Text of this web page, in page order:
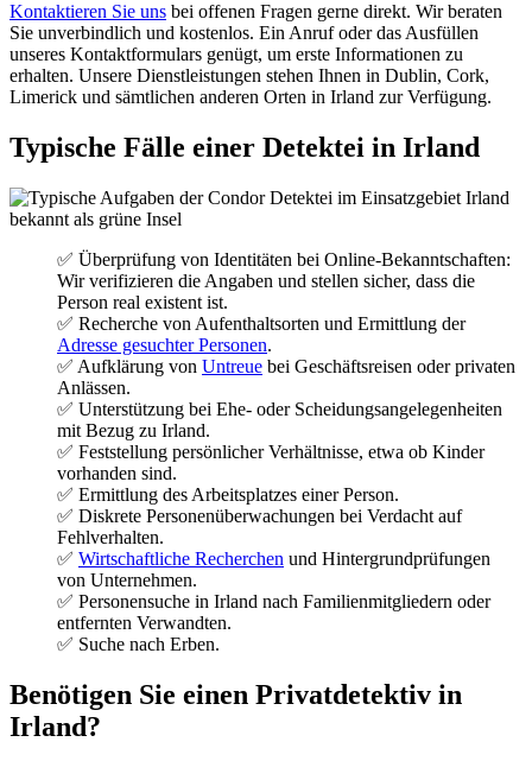
Kontaktieren Sie uns bei offenen Fragen gerne direkt. Wir beraten
Sie unverbindlich und kostenlos. Ein Anruf oder das Ausfüllen
unseres Kontaktformulars genügt, um erste Informationen zu
erhalten. Unsere Dienstleistungen stehen Ihnen in Dublin, Cork,
Limerick und sämtlichen anderen Orten in Irland zur Verfügung.
Typische Fälle einer Detektei in Irland
✅ Überprüfung von Identitäten bei Online-Bekanntschaften:
Wir verifizieren die Angaben und stellen sicher, dass die
Person real existent ist.
✅ Recherche von Aufenthaltsorten und Ermittlung der
Adresse gesuchter Personen.
✅ Aufklärung von Untreue bei Geschäftsreisen oder privaten
Anlässen.
✅ Unterstützung bei Ehe- oder Scheidungsangelegenheiten
mit Bezug zu Irland.
✅ Feststellung persönlicher Verhältnisse, etwa ob Kinder
vorhanden sind.
✅ Ermittlung des Arbeitsplatzes einer Person.
✅ Diskrete Personenüberwachungen bei Verdacht auf
Fehlverhalten.
✅ Wirtschaftliche Recherchen und Hintergrundprüfungen
von Unternehmen.
✅ Personensuche in Irland nach Familienmitgliedern oder
entfernten Verwandten.
✅ Suche nach Erben.
Benötigen Sie einen Privatdetektiv in
Irland?